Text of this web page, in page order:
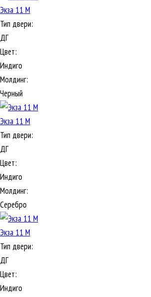
Экза 11 М
Тип двери:
ДГ
Цвет:
Индиго
Молдинг:
Черный
Экза 11 М
Тип двери:
ДГ
Цвет:
Индиго
Молдинг:
Серебро
Экза 11 М
Тип двери:
ДГ
Цвет:
Индиго